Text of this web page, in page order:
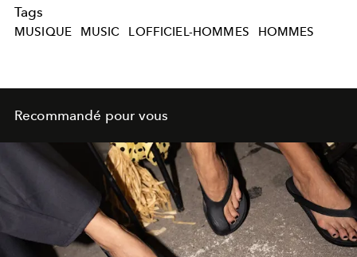
Tags
MUSIQUE MUSIC LOFFICIEL-HOMMES HOMMES
Recommandé pour vous